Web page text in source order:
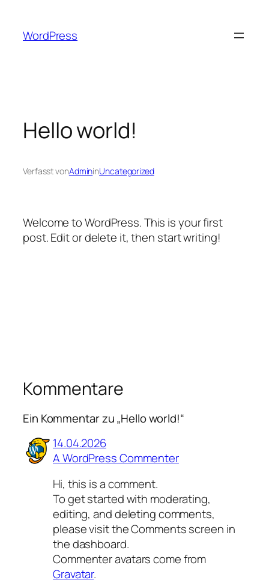
springen
WordPress
Hello world!
Verfasst vonAdmininUncategorized
Welcome to WordPress. This is your first
post. Edit or delete it, then start writing!
Kommentare
Ein Kommentar zu „Hello world!“
14.04.2026
A WordPress Commenter
Hi, this is a comment.
To get started with moderating,
editing, and deleting comments,
please visit the Comments screen in
the dashboard.
Commenter avatars come from
Gravatar.